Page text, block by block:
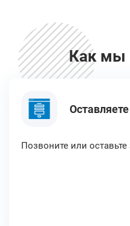
Как мы
Позвоните или оставьте